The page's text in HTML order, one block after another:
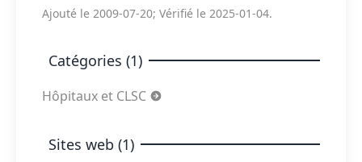
Ajouté le 2009-07-20; Vérifié le 2025-01-04.
Catégories (1)
Hôpitaux et CLSC
Sites web (1)